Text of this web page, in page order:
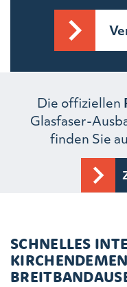
Die offiziellen
Glasfaser-
finden Sie
SCHNELLES